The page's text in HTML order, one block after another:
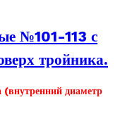
№101-113 с
тройника.
диаметр